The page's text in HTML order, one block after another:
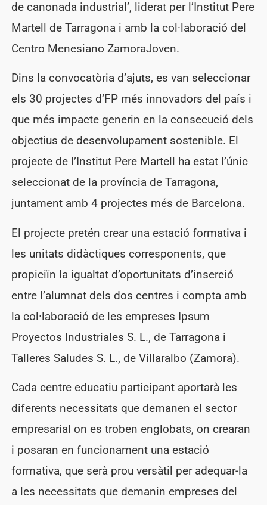
de canonada industrial’, liderat per l’Institut Pere
Martell de Tarragona i amb la col·laboració del
Centro Menesiano ZamoraJoven.
Dins la convocatòria d’ajuts, es van seleccionar
els 30 projectes d’FP més innovadors del país i
que més impacte generin en la consecució dels
objectius de desenvolupament sostenible. El
projecte de l’Institut Pere Martell ha estat l’únic
seleccionat de la província de Tarragona,
juntament amb 4 projectes més de Barcelona.
El projecte pretén crear una estació formativa i
les unitats didàctiques corresponents, que
propiciïn la igualtat d’oportunitats d’inserció
entre l’alumnat dels dos centres i compta amb
la col·laboració de les empreses Ipsum
Proyectos Industriales S. L., de Tarragona i
Talleres Saludes S. L., de Villaralbo (Zamora).
Cada centre educatiu participant aportarà les
diferents necessitats que demanen el sector
empresarial on es troben englobats, on crearan
i posaran en funcionament una estació
formativa, que serà prou versàtil per adequar-la
a les necessitats que demanin empreses del